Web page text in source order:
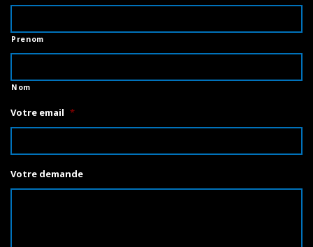
Prenom
Nom
Votre email *
Votre demande